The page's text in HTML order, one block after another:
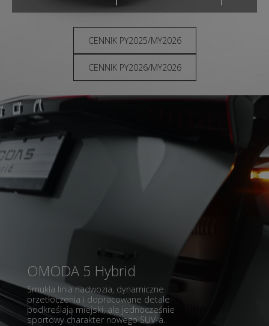
CENNIK PY2025/MY2026
CENNIK PY2026/MY2026
OMODA 5 Hybrid
Smukła linia nadwozia, dynamiczne
przetłoczenia i dopracowane detale
podkreślają miejski, ale jednocześnie
sportowy charakter nowego SUV-a.